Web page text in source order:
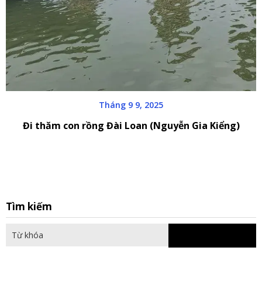
Tháng 9 9, 2025
Đi thăm con rồng Đài Loan (Nguyễn Gia Kiểng)
Tìm kiếm